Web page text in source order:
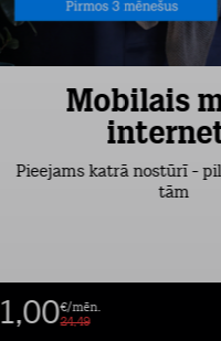
Mobilais
Pieejams katrā nostūrī -
tām
1,00€/mēn.
24,49